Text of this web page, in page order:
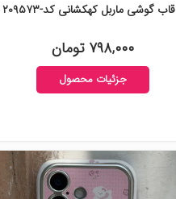
قاب گوشی ماربل کهکشانی کد-۲۰۹۵۷۳
۷۹۸,۰۰۰ تومان
جزئیات محصول